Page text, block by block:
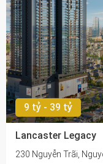
9 tỷ - 39 tỷ
Lancaster Legacy
230 Nguyễn Trãi,